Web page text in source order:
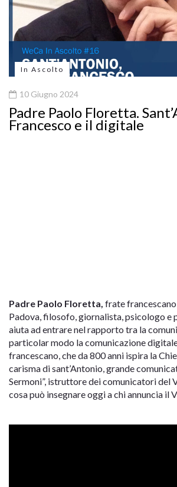
In Ascolto
10 Giugno 2024
Padre Paolo Floretta.
Francesco e il digitale
Padre Paolo Floretta, frate
Padova, filosofo, giornalista, psicologo e
aiuta ad entrare nel rapporto tra la
particolar modo la comunicazione
francescano, che da 800 anni ispira la
carisma di sant’Antonio, grande
Sermoni”, istruttore dei comunicatori del
cosa può insegnare oggi a chi annuncia il